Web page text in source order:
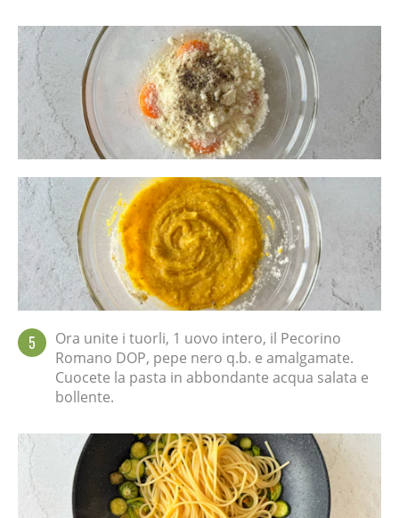
5
Ora unite i tuorli, 1 uovo intero, il Pecorino
Romano DOP, pepe nero q.b. e amalgamate.
Cuocete la pasta in abbondante acqua salata e
bollente.